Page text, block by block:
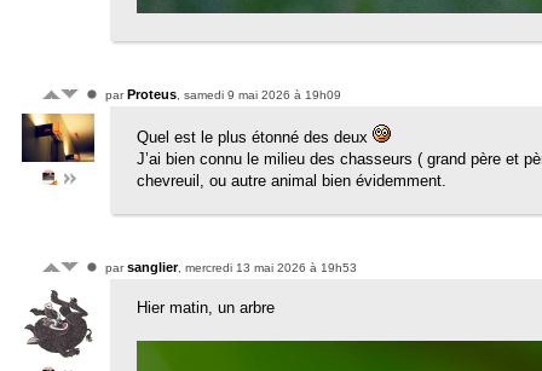
parProteus , samedi 9 mai 2026 à 19h09
Quel est le plus étonné des deux
J’ai bien connu le milieu des chasseurs ( grand père et
chevreuil, ou autre animal bien évidemment.
parsanglier, mercredi 13 mai 2026 à 19h53
Hier matin, un arbre